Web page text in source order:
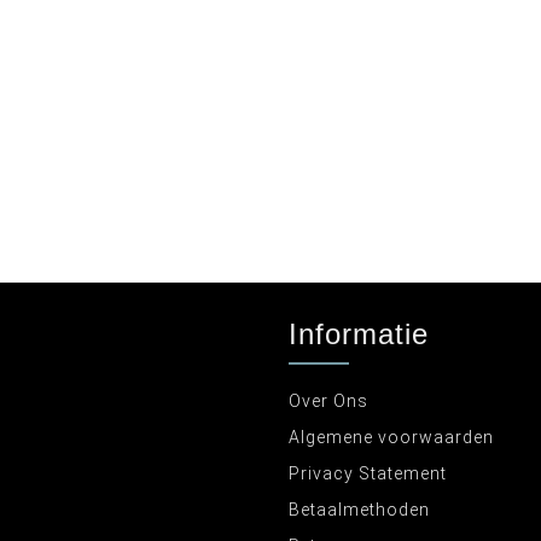
Informatie
Over Ons
Algemene voorwaarden
Privacy Statement
Betaalmethoden